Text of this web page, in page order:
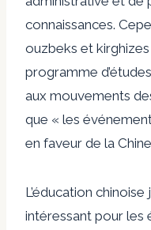
connaissances.
ouzbeks et
programme
aux mouvements
que « les
en faveur de la
L’éducation
intéressant pour les